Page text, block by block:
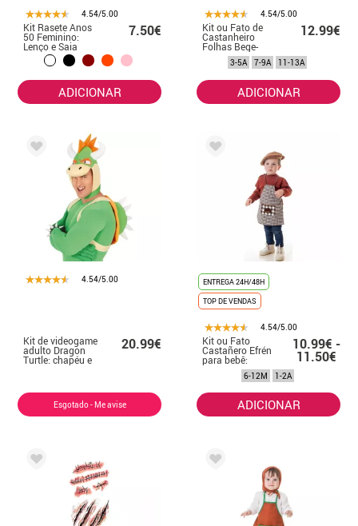
4.54/5.00
Kit Rasete Anos
50 Feminino:
Lenço e Saia
7.50€
ADICIONAR
4.54/5.00
Kit ou Fato de
Castanheiro
Folhas Bege-
Castanha para
menina
12.99€
3-5A 7-9A 11-13A
ADICIONAR
4.54/5.00
Kit de videogame
adulto Dragon
Turtle: chapéu e
20.99€
Esgotado - Me avise
ENTREGA 24H/48H
TOP DE VENDAS
4.54/5.00
Kit ou Fato
Castañero Efrén
para bebê:
Avental e Boina
10.99€ -
11.50€
6-12M 1-2A
ADICIONAR